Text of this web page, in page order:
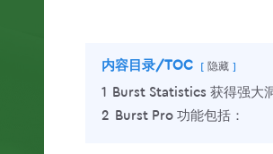
内容目录/TOC 隐藏
1
Burst Statistics 获得强大
2 Burst Pro 功能包括：